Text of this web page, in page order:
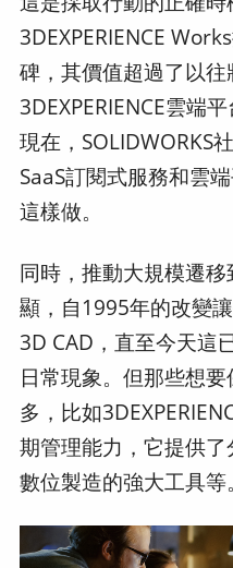
3DEXPERIENCE
碑，其價值超過了以
3DEXPERIENCE雲端
現在，SOLIDWORKS
SaaS訂閱式服務和雲
這樣做。
同時，推動大規模遷
顯，自1995年的改變
3D CAD，直至今天這
日常現象。但那些想
多，比如
期管理能力，它提供
數位製造的強大工具等。